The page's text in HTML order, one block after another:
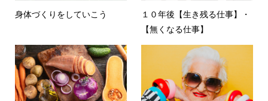
身体づくりをしていこう
１０年後【生き残る仕事】・
【無くなる仕事】